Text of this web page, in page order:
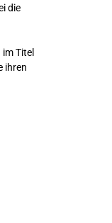
die
Titel
ihren